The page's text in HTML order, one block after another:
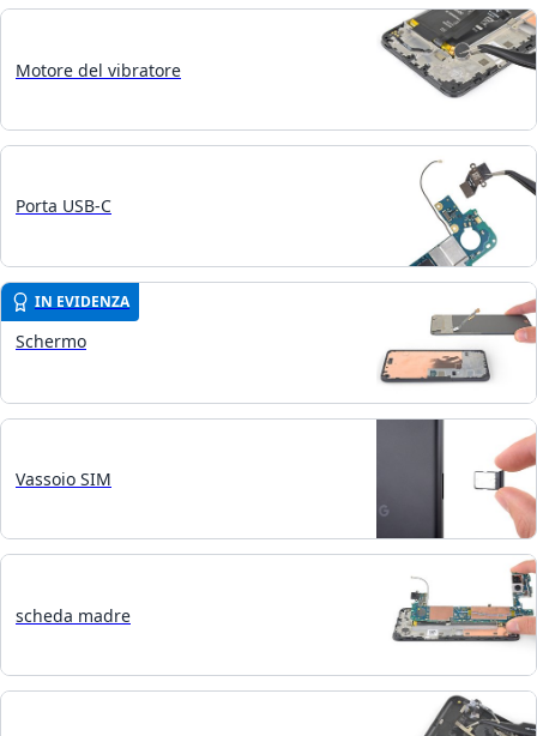
Motore del vibratore
Porta USB-C
IN EVIDENZA
Schermo
Vassoio SIM
scheda madre